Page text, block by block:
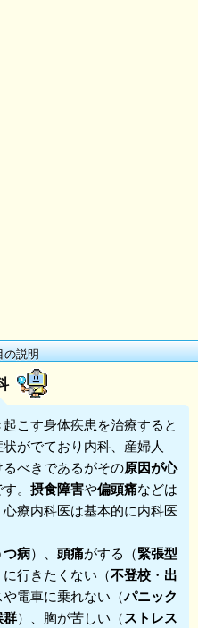
の説明
こす身体疾患を治療すると
がでており内科、産婦人
べきであるがその原因が心
。 摂食障害や偏頭痛などは
療内科医は基本的に内科医
病）、 頭痛がする（緊張型
行きたくない（不登校 ・ 出
電車に乗れない（パニック
群）、胸が苦しい（ストレス